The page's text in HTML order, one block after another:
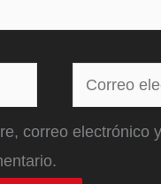
Correo
electrónico*
correo electrónico